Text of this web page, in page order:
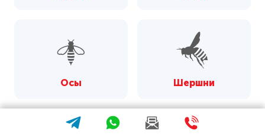
Осы Шершни